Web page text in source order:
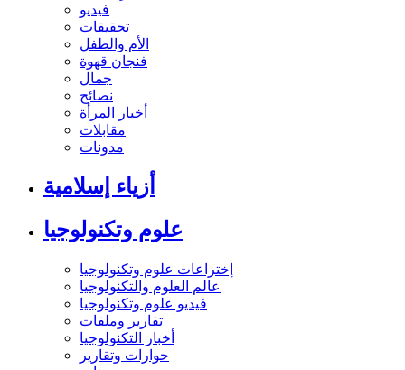
فيديو
تحقيقات
الأم والطفل
فنجان قهوة
جمال
نصائح
أخبار المرأة
مقابلات
مدونات
أزياء إسلامية
علوم وتكنولوجيا
إختراعات علوم وتكنولوجيا
عالم العلوم والتكنولوجيا
فيديو علوم وتكنولوجيا
تقارير وملفات
أخبار التكنولوجيا
حوارات وتقارير